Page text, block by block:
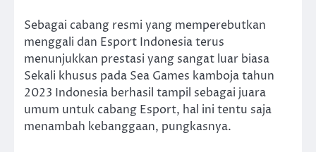
Sebagai cabang resmi yang memperebutkan
menggali dan Esport Indonesia terus
menunjukkan prestasi yang sangat luar biasa
Sekali khusus pada Sea Games kamboja tahun
2023 Indonesia berhasil tampil sebagai juara
umum untuk cabang Esport, hal ini tentu saja
menambah kebanggaan, pungkasnya.